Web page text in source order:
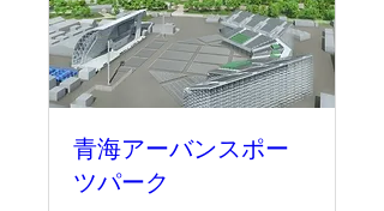
青海アーバンスポー
ツパーク